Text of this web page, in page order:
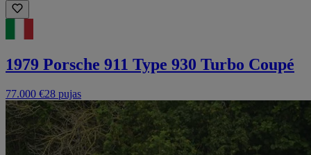
1979 Porsche 911 Type 930 Turbo Coupé
77.000 €28 pujas